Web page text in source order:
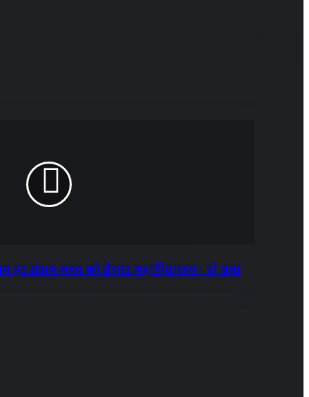
हर संभव मदद को तैयार महाविद्यालय- प्रो बत्रा